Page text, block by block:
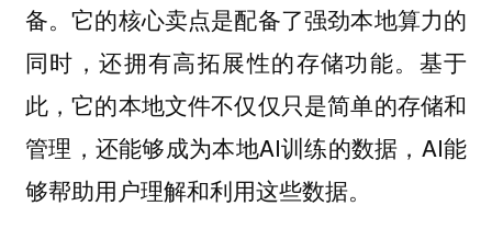
备。它的核心卖点是配备了强劲本地算力的
同时，还拥有高拓展性的存储功能。基于
此，它的本地文件不仅仅只是简单的存储和
管理，还能够成为本地AI训练的数据，AI能
够帮助用户理解和利用这些数据。